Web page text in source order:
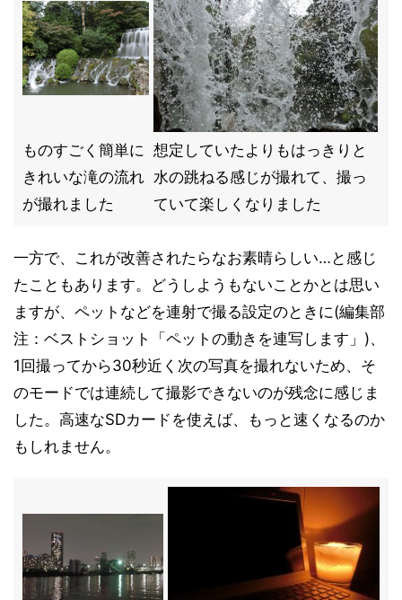
ものすごく簡単に
きれいな滝の流れ
が撮れました
想定していたよりもはっきりと
水の跳ねる感じが撮れて、撮っ
ていて楽しくなりました
一方で、これが改善されたらなお素晴らしい…と感じ
たこともあります。どうしようもないことかとは思い
ますが、ペットなどを連射で撮る設定のときに(編集部
注：ベストショット「ペットの動きを連写します」)、
1回撮ってから30秒近く次の写真を撮れないため、そ
のモードでは連続して撮影できないのが残念に感じま
した。高速なSDカードを使えば、もっと速くなるのか
もしれません。